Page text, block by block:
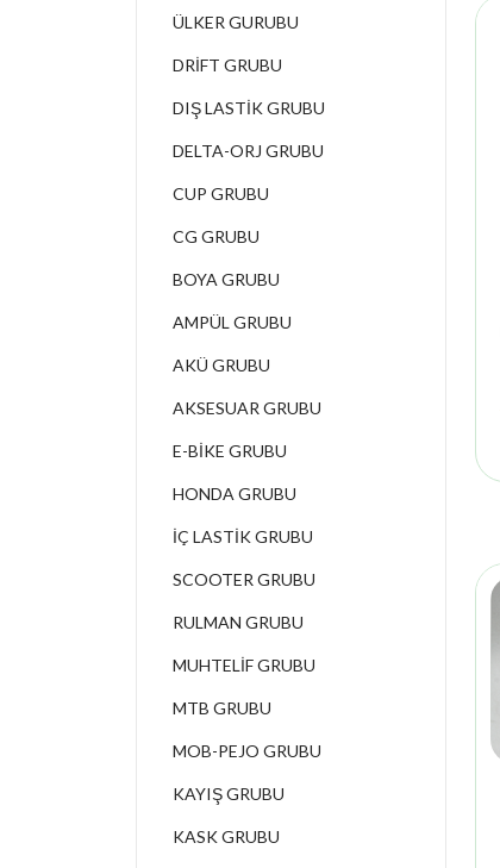
ÜLKER GURUBU
DRİFT GRUBU
DIŞ LASTİK GRUBU
DELTA-ORJ GRUBU
CUP GRUBU
CG GRUBU
BOYA GRUBU
AMPÜL GRUBU
AKÜ GRUBU
AKSESUAR GRUBU
E-BİKE GRUBU
HONDA GRUBU
İÇ LASTİK GRUBU
SCOOTER GRUBU
RULMAN GRUBU
MUHTELİF GRUBU
MTB GRUBU
MOB-PEJO GRUBU
KAYIŞ GRUBU
KASK GRUBU